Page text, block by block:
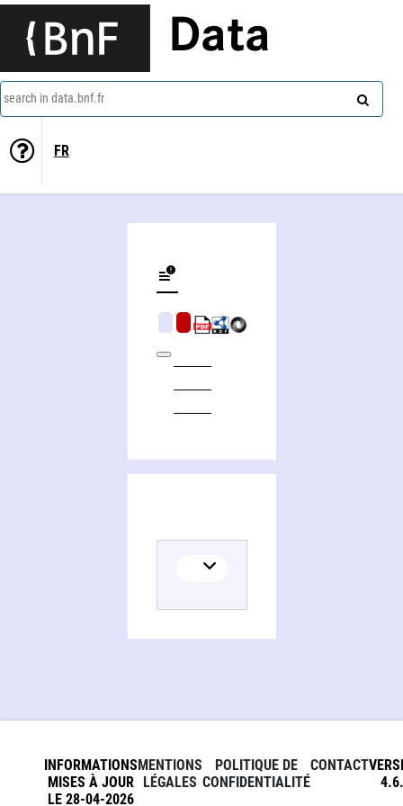
Data
search in data.bnf.fr
FR
INFORMATIONS
MISES À JOUR
LE 28-04-2026
MENTIONS
LÉGALES
POLITIQUE DE
CONFIDENTIALITÉ
CONTACT